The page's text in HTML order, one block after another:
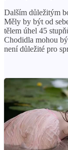
Dalším důležitým
Měly by být od
tělem úhel 45
Chodidla mohou
není důležité pro